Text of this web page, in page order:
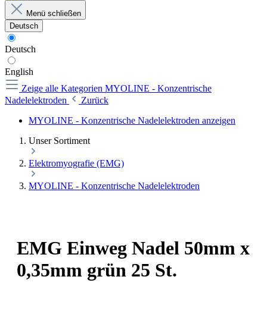
Menü schließen
Deutsch
Deutsch
English
Zeige alle Kategorien MYOLINE - Konzentrische
Nadelelektroden
Zurück
MYOLINE - Konzentrische Nadelelektroden anzeigen
Unser Sortiment
Elektromyografie (EMG)
MYOLINE - Konzentrische Nadelelektroden
EMG Einweg Nadel 50mm x
0,35mm grün 25 St.